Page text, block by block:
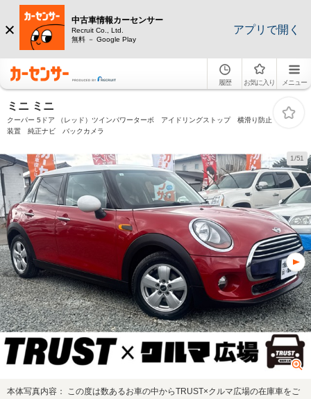
中古車情報カーセンサー
Recruit Co., Ltd.
無料 － Google Play
アプリで開く
履歴 お気に入り メニュー
ミニ ミニ
クーパー 5ドア （レッド）ツインパワーターボ アイドリングストップ 横滑り防止
装置 純正ナビ バックカメラ
1/51
本体写真内容： この度は数あるお車の中からTRUST×クルマ広場の在庫車をご